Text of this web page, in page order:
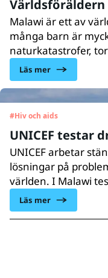
Världsföräldern
Malawi är ett av
många barn är
naturkatastrofer,
många inte har
Humorgalan 2016
Sonebäck
av akut undernäring.
Läs mer
#Hiv och aids
UNICEF testar
UNICEF arbetar
lösningar på
världen. I Malawi
blir medhjälpare i
Läs mer